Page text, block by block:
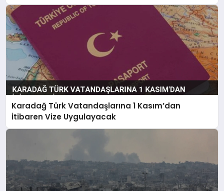
Karadağ Türk Vatandaşlarına 1 Kasım’dan
İtibaren Vize Uygulayacak